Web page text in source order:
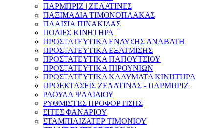
ΠΑΡΜΠΡΙΖ | ΖΕΛΑΤΙΝΕΣ
ΠΑΞΙΜΑΔΙΑ ΤΙΜΟΝΟΠΛΑΚΑΣ
ΠΛΑΙΣΙΑ ΠΙΝΑΚΙΔΑΣ
ΠΟΔΙΕΣ ΚΙΝΗΤΗΡΑ
ΠΡΟΣΤΑΤΕΥΤΙΚΑ ΕΝΔΥΣΗΣ ΑΝΑΒΑΤΗ
ΠΡΟΣΤΑΤΕΥΤΙΚΑ ΕΞΑΤΜΙΣΗΣ
ΠΡΟΣΤΑΤΕΥΤΙΚΑ ΠΑΠΟΥΤΣΙΟΥ
ΠΡΟΣΤΑΤΕΥΤΙΚΑ ΠΙΡΟΥΝΙΩΝ
ΠΡΟΣΤΑΤΕΥΤΙΚΑ ΚΑΛΥΜΑΤΑ ΚΙΝΗΤΗΡΑ
ΠΡΟΕΚΤΑΣΕΙΣ ΖΕΛΑΤΙΝΑΣ - ΠΑΡΜΠΡΙΖ
ΡΑΟΥΛΑ ΨΑΛΙΔΙΟΥ
ΡΥΘΜΙΣΤΕΣ ΠΡΟΦΟΡΤΙΣΗΣ
ΣΙΤΕΣ ΦΑΝΑΡΙΟΥ
ΣΤΑΜΠΙΛΙΖΑΤΕΡ ΤΙΜΟΝΙΟΥ